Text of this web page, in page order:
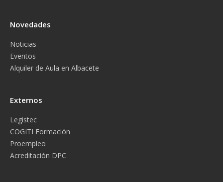
Novedades
Noticias
Eventos
Alquiler de Aula en Albacete
Externos
Legistec
COGITI Formación
Proempleo
Acreditación DPC